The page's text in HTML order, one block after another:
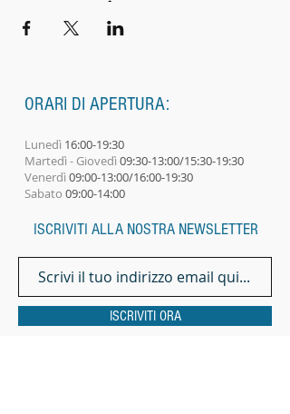
ORARI DI APERTURA:
Lunedì 16:00-19:30
Martedì - Giovedì 09:30-13:00/15:30-19:30
Venerdì 09:00-13:00/16:00-19:30
Sabato 09:00-14:00​
ISCRIVITI ALLA NOSTRA NEWSLETTER
ISCRIVITI ORA